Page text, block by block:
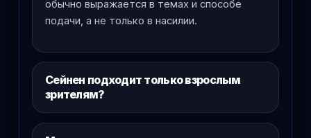
обычно выражается в темах и способе
подачи, а не только в насилии.
Сейнен подходит только взрослым
зрителям?